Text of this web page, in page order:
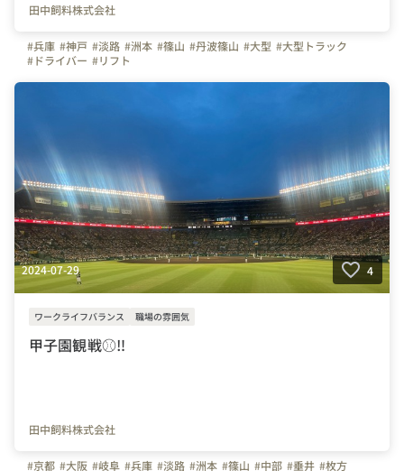
田中飼料株式会社
#兵庫 #神戸 #淡路 #洲本 #篠山 #丹波篠山 #大型 #大型トラック
#ドライバー #リフト
2024-07-29 4
ワークライフバランス 職場の雰囲気
甲子園観戦⚾️‼️
田中飼料株式会社
#京都 #大阪 #岐阜 #兵庫 #淡路 #洲本 #篠山 #中部 #垂井 #枚方